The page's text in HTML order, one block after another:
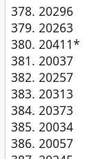
20296
20263
20411*
20037
20257
20313
20373
20034
20057